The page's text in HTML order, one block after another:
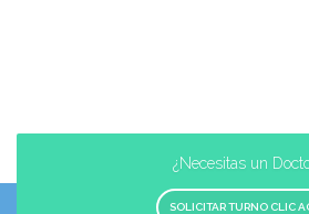
¿Necesitas un
SOLICITAR TURNO CLIC